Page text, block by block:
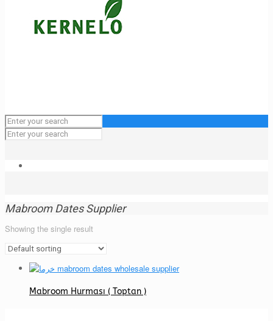
Mabroom Dates Supplier
Showing the single result
Mabroom Hurması ( Toptan )